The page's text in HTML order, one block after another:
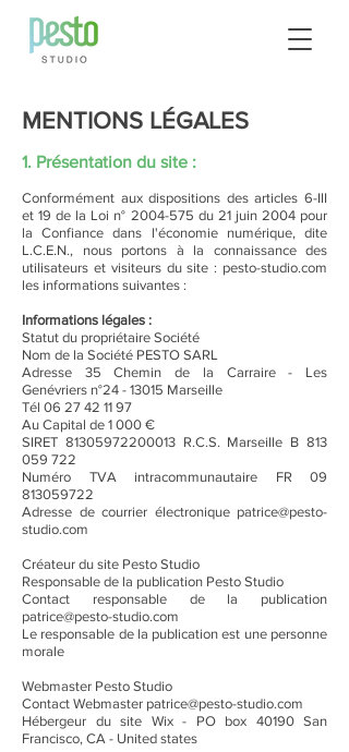
MENTIONS LÉGALES
1. Présentation du site :
Conformément aux dispositions des articles 6-III
et 19 de la Loi n° 2004-575 du 21 juin 2004 pour
la Confiance dans l'économie numérique, dite
L.C.E.N., nous portons à la connaissance des
utilisateurs et visiteurs du site : pesto-studio.com
les informations suivantes :
Informations légales :
Statut du propriétaire Société
Nom de la Société PESTO SARL
Adresse 35 Chemin de la Carraire - Les
Genévriers n°24 - 13015 Marseille
Tél 06 27 42 11 97
Au Capital de 1 000 €
SIRET 81305972200013 R.C.S. Marseille B 813
059 722
Numéro TVA intracommunautaire FR 09
813059722
Adresse de courrier électronique patrice@pesto-
studio.com
Créateur du site Pesto Studio
Responsable de la publication Pesto Studio
Contact responsable de la publication
patrice@pesto-studio.com
Le responsable de la publication est une personne
morale
Webmaster Pesto Studio
Contact Webmaster patrice@pesto-studio.com
Hébergeur du site Wix - PO box 40190 San
Francisco, CA - United states